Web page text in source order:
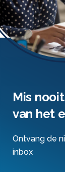
Mis
van het
Ontvang de
inbox